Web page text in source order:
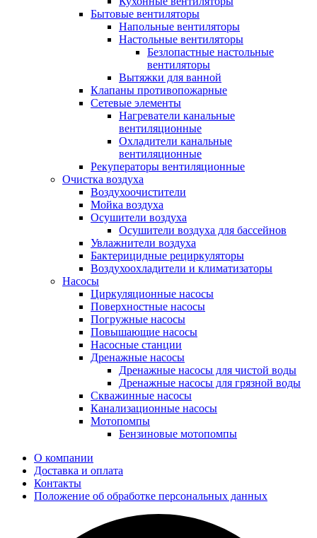
Бытовые вентиляторы
Напольные вентиляторы
Настольные вентиляторы
Безлопастные настольные
вентиляторы
Вытяжки для ванной
Клапаны противопожарные
Сетевые элементы
Нагреватели канальные
вентиляционные
Охладители канальные
вентиляционные
Рекуператоры вентиляционные
Очистка воздуха
Воздухоочистители
Мойка воздуха
Осушители воздуха
Осушители воздуха для бассейнов
Увлажнители воздуха
Бактерицидные рециркуляторы
Воздухоохладители и климатизаторы
Насосы
Циркуляционные насосы
Поверхностные насосы
Погружные насосы
Повышающие насосы
Насосные станции
Дренажные насосы
Дренажные насосы для чистой воды
Дренажные насосы для грязной воды
Скважинные насосы
Канализационные насосы
Мотопомпы
Бензиновые мотопомпы
О компании
Доставка и оплата
Контакты
Положение об обработке персональных данных